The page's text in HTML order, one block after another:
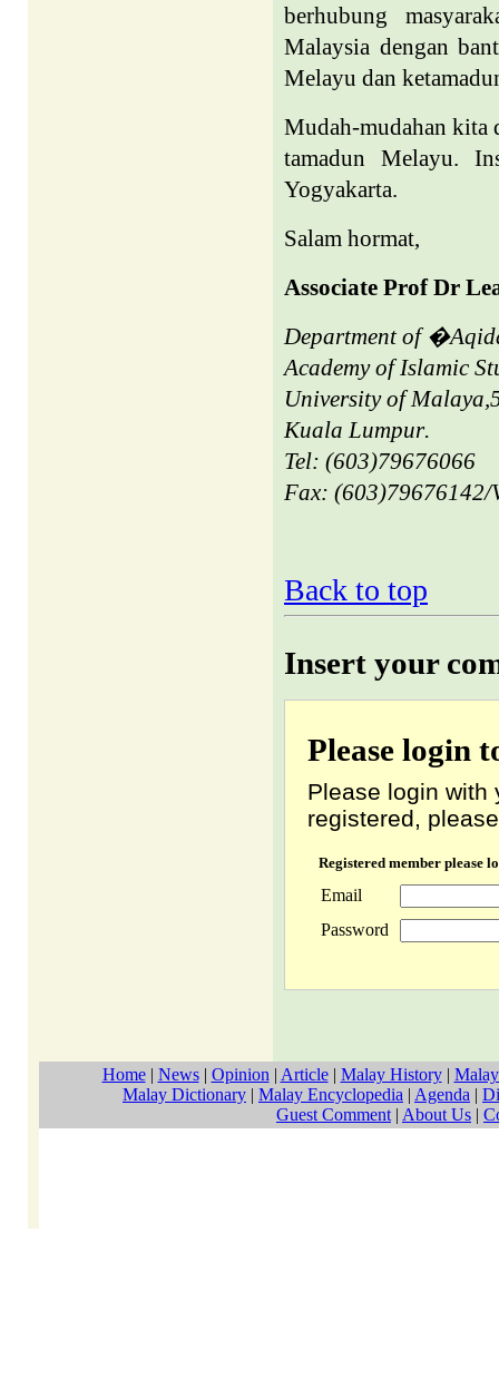
berhubung
Malaysia dengan
Melayu dan
Mudah-mudahan kita
tamadun Melayu.
Yogyakarta.
Salam hormat,
Associate Prof Dr
Department of
Academy of Islamic
UniversityofMalaya
Kuala Lumpur.
Tel: (603)79676066
Fax: (603)79676142/
Back to top
Insert your
Please login
Please login with
registered,
Registered member please
Email
Password
Home| News| Opinion | Article| Malay History|
Malay Dictionary | Malay Encyclopedia | Agenda |
Guest Comment | About Us |